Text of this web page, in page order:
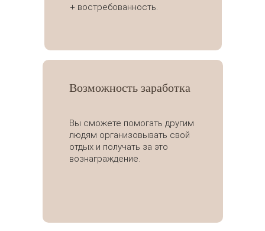
+ востребованность.
Возможность заработка
Вы сможете помогать другим
людям организовывать свой
отдых и получать за это
вознаграждение.